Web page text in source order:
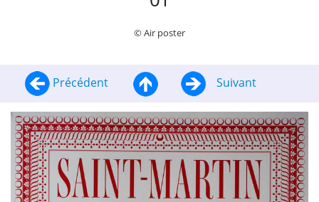
© Air poster
Précédent Suivant